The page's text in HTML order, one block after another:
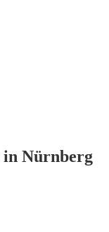
in Nürnberg